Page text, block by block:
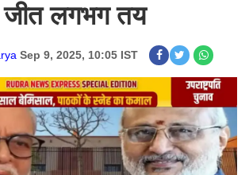
जीत लगभग तय
Sep 9, 2025, 10:05 IST